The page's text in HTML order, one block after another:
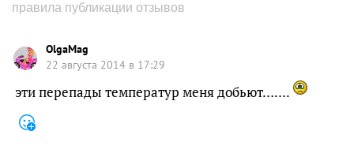
правила публикации отзывов
OlgaMag
22 августа 2014 в 17:29
эти перепады температур меня добьют…….